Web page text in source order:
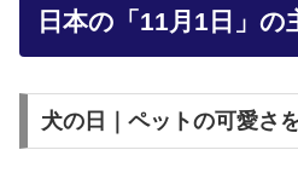
日本の「11月1日」の
犬の日｜ペットの可愛さ